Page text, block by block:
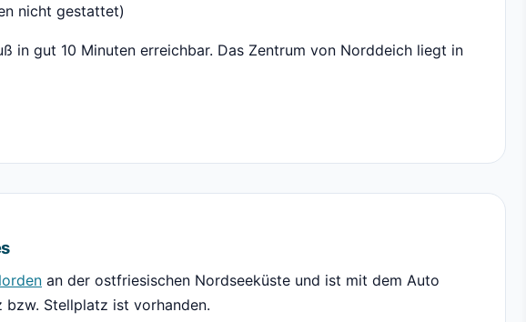
nicht gestattet)
in gut 10 Minuten erreichbar. Das Zentrum von Norddeich liegt in
an der ostfriesischen Nordseeküste und ist mit dem Auto
bzw. Stellplatz ist vorhanden.